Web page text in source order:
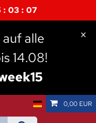
03 07
auf alle
14.08!
×
0,00 EUR